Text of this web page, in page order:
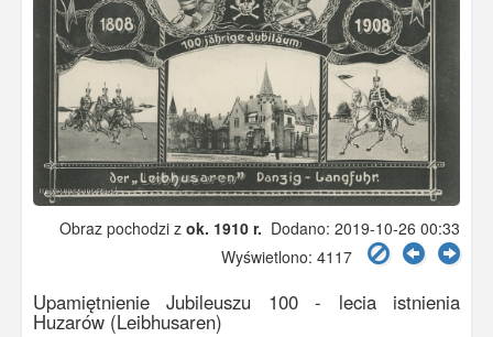
Obraz pochodzi z ok. 1910 r. Dodano: 2019-10-26 00:33
Wyświetlono: 4117
Upamiętnienie Jubileuszu 100 - lecia istnienia
Huzarów (Leibhusaren)